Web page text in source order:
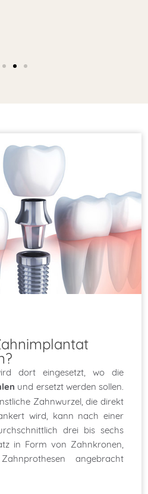
dort eingesetzt, wo die
und ersetzt werden sollen.
Zahnwurzel, die direkt
wird, kann nach einer
drei bis sechs
in Form von Zahnkronen,
angebracht